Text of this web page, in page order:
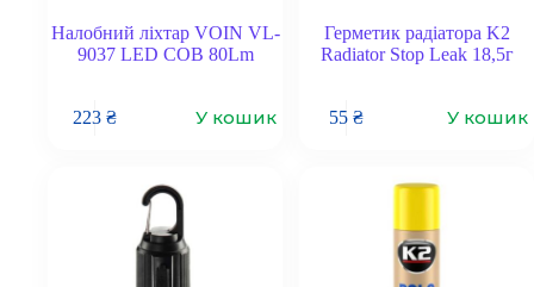
Налобний ліхтар VOIN VL-
9037 LED COB 80Lm
223 ₴ У кошик
Герметик радіатора K2
Radiator Stop Leak 18,5г
55 ₴ У кошик